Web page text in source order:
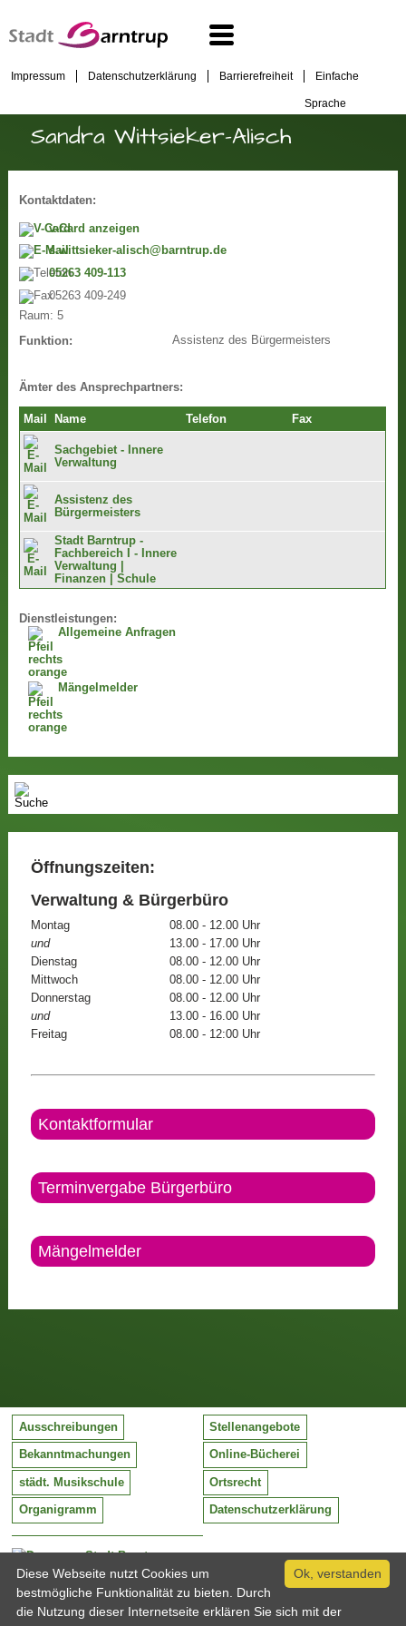
Impressum Datenschutzerklärung Barrierefreiheit Einfache
Sprache
Sandra Wittsieker-Alisch
Kontaktdaten:
v-Card anzeigen
s.wittsieker-alisch@barntrup.de
05263 409-113
05263 409-249
Raum:5
Funktion:
Assistenz des Bürgermeisters
Ämter des Ansprechpartners:
Mail Name Telefon Fax
Sachgebiet - Innere
Verwaltung
Assistenz des
Bürgermeisters
Stadt Barntrup -
Fachbereich I - Innere
Verwaltung |
Finanzen | Schule
Dienstleistungen:
Allgemeine Anfragen
Mängelmelder
Öffnungszeiten:
Verwaltung & Bürgerbüro
Montag
08.00 - 12.00 Uhr
und
13.00 - 17.00 Uhr
Dienstag
08.00 - 12.00 Uhr
Mittwoch
08.00 - 12.00 Uhr
Donnerstag
08.00 - 12.00 Uhr
und
13.00 - 16.00 Uhr
Freitag
08.00 - 12:00 Uhr
Kontaktformular
Terminvergabe Bürgerbüro
Mängelmelder
Stadt Barntrup
Mittelstraße 38
32683 Barntrup
Tel:
05263 / 409-0
Ausschreibungen Stellenangebote
Bekanntmachungen Online-Bücherei
städt. Musikschule Ortsrecht
Organigramm Datenschutzerklärung
Ok, verstanden
Diese Webseite nutzt Cookies um
bestmögliche Funktionalität zu bieten. Durch
die Nutzung dieser Internetseite erklären Sie sich mit der